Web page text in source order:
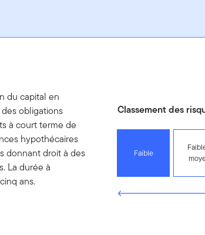
du capital en
obligations
à court terme de
hypothécaires
donnant droit à des
La durée à
ans.
Classement des
Faible